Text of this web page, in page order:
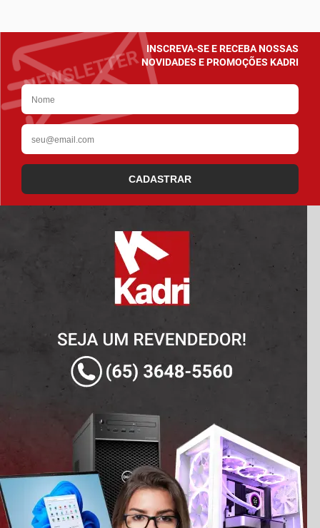
INSCREVA-SE E RECEBA NOSSAS
NOVIDADES E PROMOÇÕES KADRI
CADASTRAR